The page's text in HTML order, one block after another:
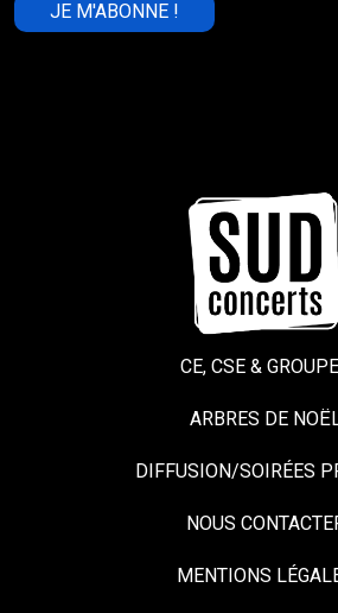
CE, CSE &
ARBRES DE
DIFFUSION/SOIRÉES
NOUS
MENTIONS